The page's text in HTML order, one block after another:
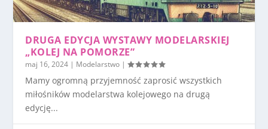
DRUGA EDYCJA WYSTAWY MODELARSKIEJ
„KOLEJ NA POMORZE”
maj 16, 2024 | Modelarstwo |
Mamy ogromną przyjemność zaprosić wszystkich
miłośników modelarstwa kolejowego na drugą
edycję...